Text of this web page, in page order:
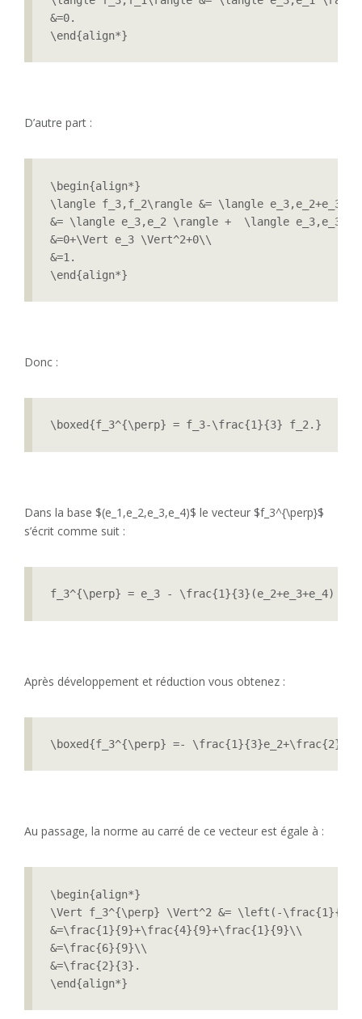
&=0.
\end{align*}
D’autre part :
\begin{align*}
\langle f_3,f_2\rangle &= \langle
&= \langle e_3,e_2 \rangle +  \langle e_3,e_3
&=0+\Vert e_3 \Vert^2+0\\
&=1.
\end{align*}
Donc :
\boxed{f_3^{\perp} = f_3-\frac{1}{3} f_2.}
Dans la base $(e_1,e_2,e_3,e_4)$ le vecteur $f_3^{\perp}$
s’écrit comme suit :
f_3^{\perp} = e_3 - \frac{1}{3}(e_2+e_3+e_4)
Après développement et réduction vous obtenez :
\boxed{f_3^{\perp} =-
Au passage, la norme au carré de ce vecteur est égale à :
\begin{align*}
\Vert f_3^{\perp} \Vert^2 &= \left(-
&=\frac{1}{9}+\frac{4}{9}+\frac{1}{9}\\
&=\frac{6}{9}\\
&=\frac{2}{3}.
\end{align*}